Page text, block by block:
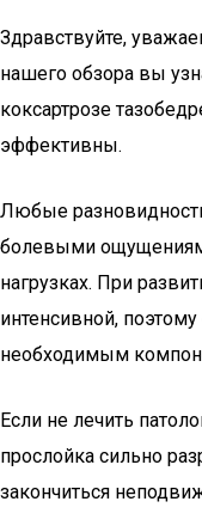
Здравствуйте,
нашего обзора вы
коксартрозе
эффективны.
Любые
болевыми
нагрузках. При
интенсивной,
необходимым
Если не лечить
прослойка сильно
закончиться